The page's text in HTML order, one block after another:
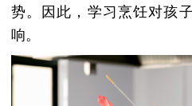
势。因此，学习烹饪对孩
响。